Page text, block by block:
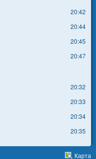
20:42
20:44
20:45
20:47
20:32
20:33
20:34
20:35
Карта